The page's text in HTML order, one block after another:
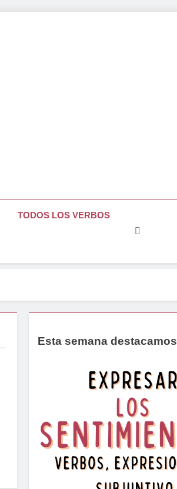
TODOS LOS VERBOS
Esta semana destacamos